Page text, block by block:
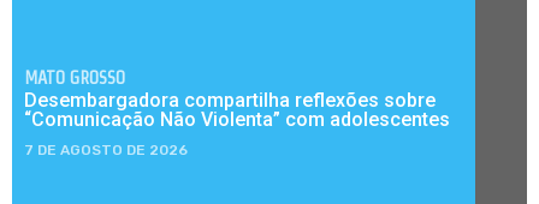
MATO GROSSO
Desembargadora compartilha reflexões sobre
“Comunicação Não Violenta” com adolescentes
7 DE AGOSTO DE 2026